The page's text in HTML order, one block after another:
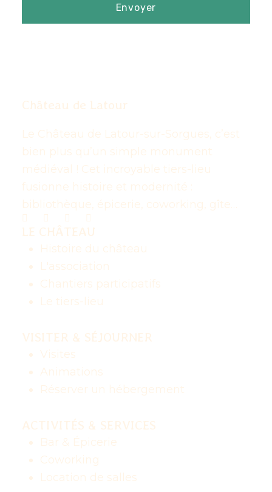
Château de Latour
Le Château de Latour-sur-Sorgues, c’est
bien plus qu’un simple monument
médiéval ! Cet incroyable tiers-lieu
fusionne histoire et modernité :
bibliothèque, épicerie, coworking, gîte…
LE CHÂTEAU
Histoire du château
L'association
Chantiers participatifs
Le tiers-lieu
VISITER & SÉJOURNER
Visites
Animations
Réserver un hébergement
ACTIVITÉS & SERVICES
Bar & Épicerie
Coworking
Location de salles